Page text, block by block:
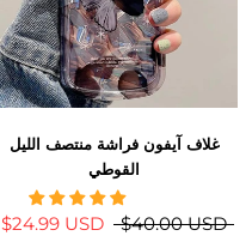
غلاف آيفون فراشة منتصف الليل
القوطي
$24.99 USD $40.00 USD